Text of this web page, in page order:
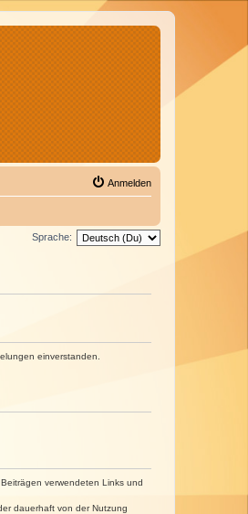
Anmelden
Sprache:
einverstanden.
verwendeten Links und
dauerhaft von der Nutzung